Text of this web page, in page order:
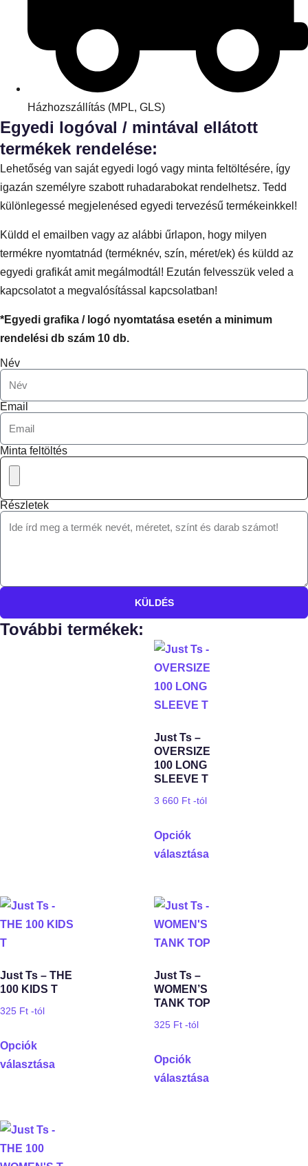
Házhozszállítás (MPL, GLS)
Egyedi logóval / mintával ellátott
termékek rendelése:
Lehetőség van saját egyedi logó vagy minta feltöltésére, így
igazán személyre szabott ruhadarabokat rendelhetsz. Tedd
különlegessé megjelenésed egyedi tervezésű termékeinkkel!
Küldd el emailben vagy az alábbi űrlapon, hogy milyen
termékre nyomtatnád (terméknév, szín, méret/ek) és küldd az
egyedi grafikát amit megálmodtál! Ezután felvesszük veled a
kapcsolatot a megvalósítással kapcsolatban!
*Egyedi grafika / logó nyomtatása esetén a minimum
rendelési db szám 10 db.
Név
Email
Minta feltöltés
Részletek
KÜLDÉS
További termékek:
Just Ts –
OVERSIZE
100 LONG
SLEEVE T
3 660 Ft -tól
Opciók
választása
Just Ts – THE
100 KIDS T
325 Ft -tól
Opciók
választása
Just Ts –
WOMEN’S
TANK TOP
325 Ft -tól
Opciók
választása